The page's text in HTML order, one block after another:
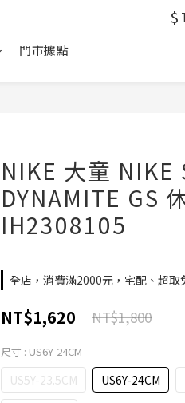
$
門市據點
NIKE 大童 NIKE
DYNAMITE GS
IH2308105
全店，消費滿2000元，宅配、超取
NT$1,620 NT$1,800
尺寸 : US6Y-24CM
US5Y-23.5CM US6Y-24CM